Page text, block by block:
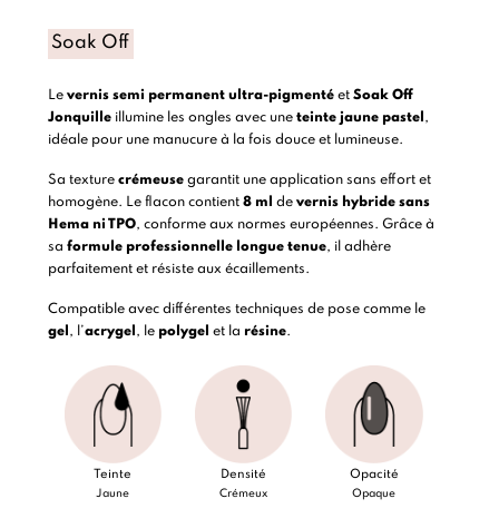
Soak Off
Le vernis semi permanent ultra-pigmentéet Soak Off
Jonquilleillumine les ongles avec une teinte jaune pastel ,
idéale pour une manucure à la fois douce et lumineuse.
Sa texture crémeusegarantit une application sans effort et
homogène. Le flacon contient 8 ml de vernis hybride sans
Hema ni TPO, conforme aux normes européennes. Grâce à
sa formule professionnelle longue tenue, il adhère
parfaitement et résiste aux écaillements.
Compatible avec différentes techniques de pose comme le
gel , l’acrygel , le polygel et la résine.
Teinte
Jaune
Densité
Crémeux
Opacité
Opaque